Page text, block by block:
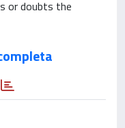
or doubts the